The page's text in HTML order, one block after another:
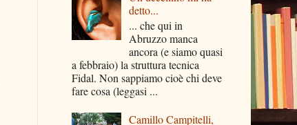
detto...
... che qui in
Abruzzo manca
ancora (e siamo quasi
a febbraio) la struttura tecnica
Fidal. Non sappiamo cioè chi deve
fare cosa (leggasi ...
Camillo Campitelli,